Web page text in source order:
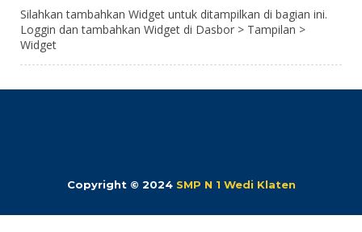
Silahkan tambahkan Widget untuk ditampilkan di bagian ini.
Loggin dan tambahkan Widget di Dasbor > Tampilan >
Widget
Copyright © 2024 SMP N 1 Wedi Klaten